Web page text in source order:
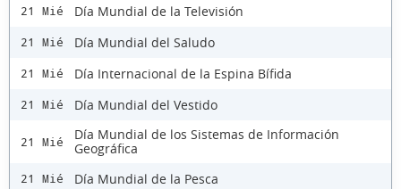
21 Mié Día Mundial de la Televisión
21 Mié Día Mundial del Saludo
21 Mié Día Internacional de la Espina Bífida
21 Mié Día Mundial del Vestido
21 Mié
Día Mundial de los Sistemas de Información
Geográfica
21 Mié Día Mundial de la Pesca